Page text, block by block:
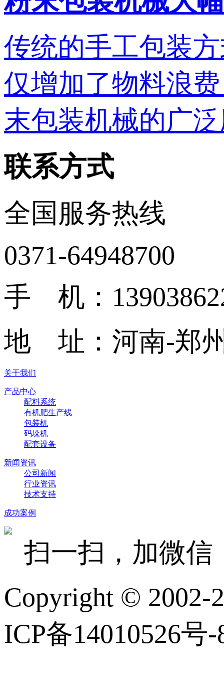
传统的手工包装
仅增加了物料浪
末包装机械的广
联系方式
全国服务热线
0371-64948700
手 机：
地 址：河南-郑州
关于我们
产品中心
配料系统
有机肥生产线
包装机
码垛机
配套设备
新闻资讯
公司新闻
行业资讯
技术支持
成功案例
扫一扫，加微信
Copyright ©
ICP备14010526号